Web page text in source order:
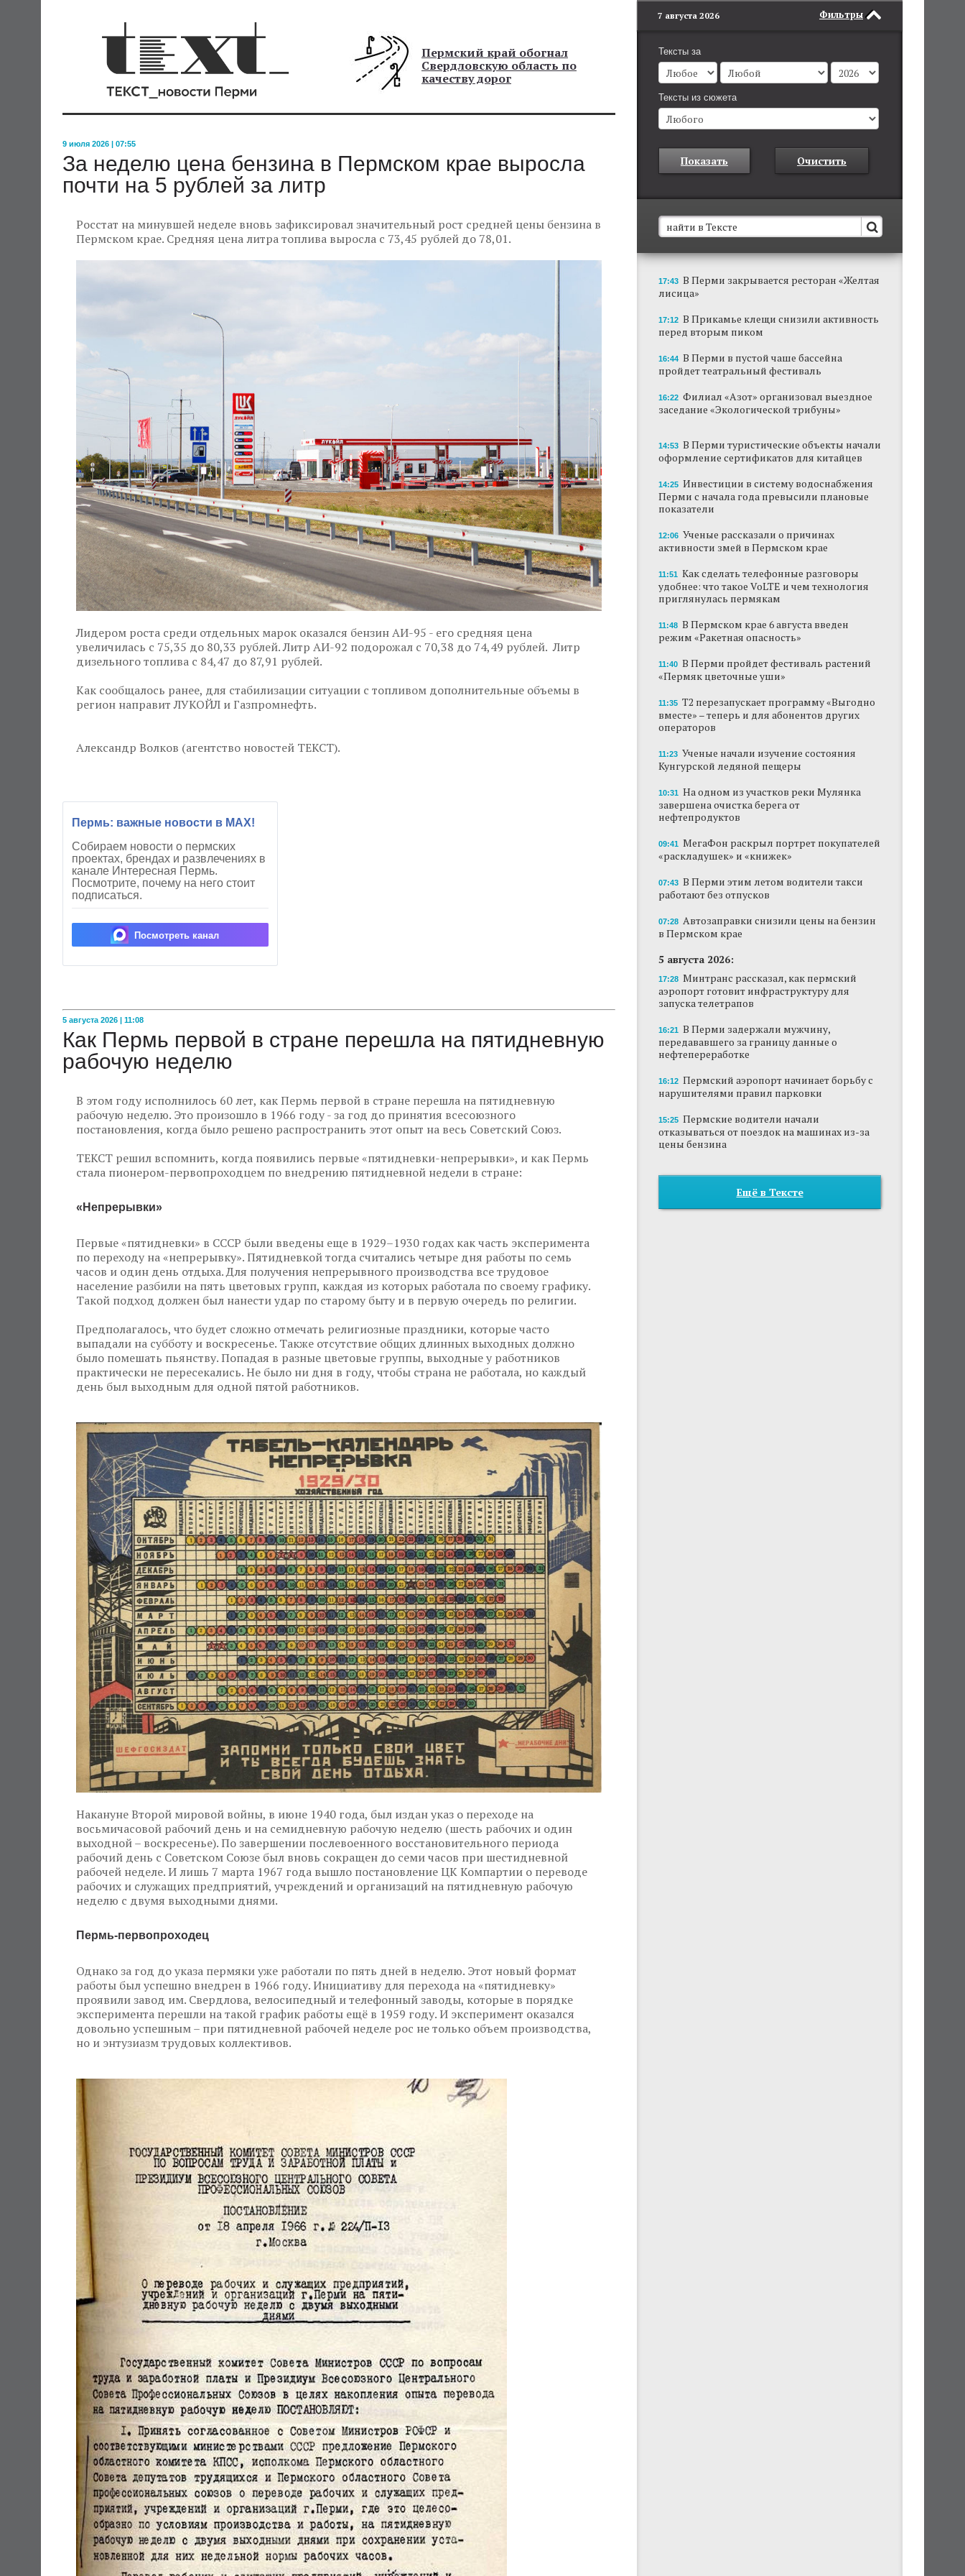
Пермский край обогнал
Свердловскую область по
качеству дорог
9 июля 2026 | 07:55
За неделю цена бензина в Пермском крае выросла
почти на 5 рублей за литр
Росстат на минувшей неделе вновь зафиксировал значительный рост средней цены бензина в
Пермском крае. Средняя цена литра топлива выросла с 73,45 рублей до 78,01.
Лидером роста среди отдельных марок оказался бензин АИ-95 - его средняя цена
увеличилась с 75,35 до 80,33 рублей. Литр АИ-92 подорожал с 70,38 до 74,49 рублей. Литр
дизельного топлива с 84,47 до 87,91 рублей.
Как сообщалось ранее, для стабилизации ситуации с топливом дополнительные объемы в
регион направит ЛУКОЙЛ и Газпромнефть.
Александр Волков (агентство новостей ТЕКСТ).
Пермь: важные новости в MAX!
Собираем новости о пермских
проектах, брендах и развлечениях в
канале Интересная Пермь.
Посмотрите, почему на него стоит
подписаться.
Посмотреть канал
5 августа 2026 | 11:08
Как Пермь первой в стране перешла на пятидневную
рабочую неделю
В этом году исполнилось 60 лет, как Пермь первой в стране перешла на пятидневную
рабочую неделю. Это произошло в 1966 году - за год до принятия всесоюзного
постановления, когда было решено распространить этот опыт на весь Советский Союз.
ТЕКСТ решил вспомнить, когда появились первые «пятидневки-непрерывки», и как Пермь
стала пионером-первопроходцем по внедрению пятидневной недели в стране:
«Непрерывки»
Первые «пятидневки» в СССР были введены еще в 1929–1930 годах как часть эксперимента
по переходу на «непрерывку». Пятидневкой тогда считались четыре дня работы по семь
часов и один день отдыха. Для получения непрерывного производства все трудовое
население разбили на пять цветовых групп, каждая из которых работала по своему графику.
Такой подход должен был нанести удар по старому быту и в первую очередь по религии.
Предполагалось, что будет сложно отмечать религиозные праздники, которые часто
выпадали на субботу и воскресенье. Также отсутствие общих длинных выходных должно
было помешать пьянству. Попадая в разные цветовые группы, выходные у работников
практически не пересекались. Не было ни дня в году, чтобы страна не работала, но каждый
день был выходным для одной пятой работников.
Накануне Второй мировой войны, в июне 1940 года, был издан указ о переходе на
восьмичасовой рабочий день и на семидневную рабочую неделю (шесть рабочих и один
выходной – воскресенье). По завершении послевоенного восстановительного периода
рабочий день с Советском Союзе был вновь сокращен до семи часов при шестидневной
рабочей неделе. И лишь 7 марта 1967 года вышло постановление ЦК Компартии о переводе
рабочих и служащих предприятий, учреждений и организаций на пятидневную рабочую
неделю с двумя выходными днями.
Пермь-первопроходец
Однако за год до указа пермяки уже работали по пять дней в неделю. Этот новый формат
работы был успешно внедрен в 1966 году. Инициативу для перехода на «пятидневку»
проявили завод им. Свердлова, велосипедный и телефонный заводы, которые в порядке
эксперимента перешли на такой график работы ещё в 1959 году. И эксперимент оказался
довольно успешным – при пятидневной рабочей неделе рос не только объем производства,
но и энтузиазм трудовых коллективов.
Фильтры
7 августа 2026
Тексты за
Тексты из сюжета
Показать Очистить
В Пермском крае установят новые станции
обнаружения беспилотников
Они используются для обнаружения и
отслеживания БПЛА в воздухе.
В Перми закрывается ресторан «Желтая
лисица»
театральный фестиваль
Ученые рассказали о причинах активности
змей в Пермском крае
Ученые начали изучение состояния
На одном из участков реки Мулянка
нефтепродуктов
В Перми этим летом водители такси
17:43 В Перми закрывается ресторан «Желтая
лисица»
17:12 В Прикамье клещи снизили активность
перед вторым пиком
16:44 В Перми в пустой чаше бассейна
пройдет театральный фестиваль
16:22 Филиал «Азот» организовал выездное
заседание «Экологической трибуны»
14:53 В Перми туристические объекты начали
оформление сертификатов для китайцев
14:25 Инвестиции в систему водоснабжения
Перми с начала года превысили плановые
показатели
12:06 Ученые рассказали о причинах
активности змей в Пермском крае
11:51 Как сделать телефонные разговоры
удобнее: что такое VoLTE и чем технология
приглянулась пермякам
11:48 В Пермском крае 6 августа введен
режим «Ракетная опасность»
11:40 В Перми пройдет фестиваль растений
«Пермяк цветочные уши»
11:35 Т2 перезапускает программу «Выгодно
вместе» – теперь и для абонентов других
операторов
11:23 Ученые начали изучение состояния
Кунгурской ледяной пещеры
10:31 На одном из участков реки Мулянка
завершена очистка берега от
нефтепродуктов
09:41 МегаФон раскрыл портрет покупателей
«раскладушек» и «книжек»
07:43 В Перми этим летом водители такси
работают без отпусков
07:28 Автозаправки снизили цены на бензин
в Пермском крае
5 августа 2026:
17:28 Минтранс рассказал, как пермский
аэропорт готовит инфраструктуру для
запуска телетрапов
16:21 В Перми задержали мужчину,
передававшего за границу данные о
нефтепереработке
16:12 Пермский аэропорт начинает борьбу с
нарушителями правил парковки
15:25 Пермские водители начали
отказываться от поездок на машинах из-за
цены бензина
Ещё в Тексте